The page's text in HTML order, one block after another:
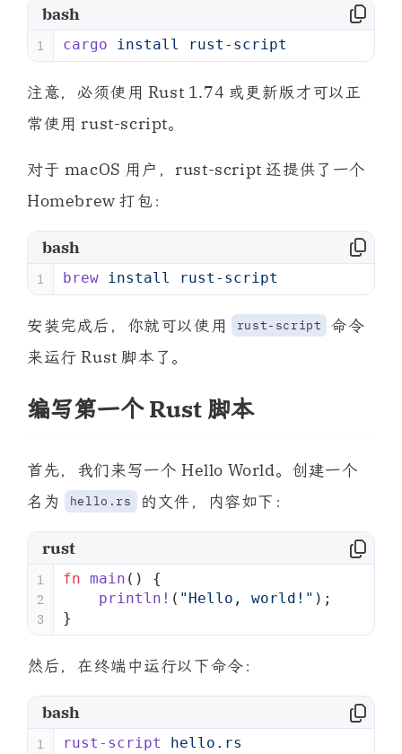
bash
cargo install rust-script
1
注意，必须使用 Rust 1.74 或更新版才可以正
常使用 rust-script。
对于 macOS 用户，rust-script 还提供了一个
Homebrew 打包：
bash
brew install rust-script
1
安装完成后，你就可以使用 rust-script
命令
来运行 Rust 脚本了。
编写第一个 Rust 脚本
首先，我们来写一个 Hello World。创建一个
名为
hello.rs 的文件，内容如下：
rust
fn main () {
    println!
( "Hello, world!" );
}
1
2
3
然后，在终端中运行以下命令：
bash
rust-script hello.rs
1